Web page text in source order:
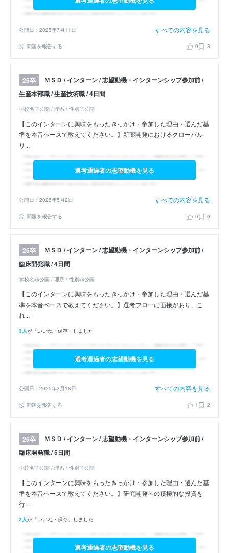
公開日：2025年7月11日 すべての内容を見る
問題を報告する 0 3
26卒
ＭＳＤ / インターン / 志望動機・インターンシップ参加前 /
生産本部職 / 生産技術職 / 4日間
学校名非公開 / 理系 / 性別非公開
【このインターンに興味をもったきっかけ・参加した理由・選んだ基
準を本音ベースで教えてください。】新薬開発におけるグローバル
リ...
選考通過者の志望動機を見る
公開日：2025年5月2日 すべての内容を見る
問題を報告する 0 0
26卒
ＭＳＤ / インターン / 志望動機・インターンシップ参加前 /
臨床開発職 / 4日間
学校名非公開 / 理系 / 性別非公開
【このインターンに興味をもったきっかけ・参加した理由・選んだ基
準を本音ベースで教えてください。】選考フローに面接があり、こ
れ...
3人が「いいね・保存」しました
選考通過者の志望動機を見る
公開日：2025年3月18日 すべての内容を見る
問題を報告する 1 2
26卒
ＭＳＤ / インターン / 志望動機・インターンシップ参加前 /
臨床開発職 / 5日間
学校名非公開 / 理系 / 性別非公開
【このインターンに興味をもったきっかけ・参加した理由・選んだ基
準を本音ベースで教えてください。】研究開発への積極的な投資を
行...
2人が「いいね・保存」しました
選考通過者の志望動機を見る